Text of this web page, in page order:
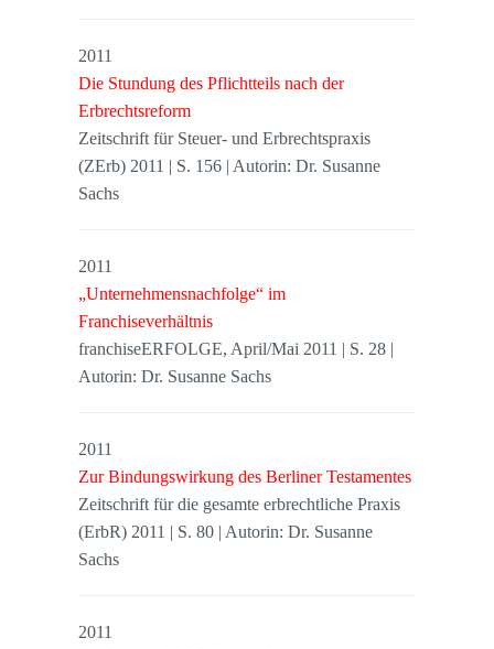
2011
Die Stundung des Pflichtteils nach der
Erbrechtsreform
Zeitschrift für Steuer- und Erbrechtspraxis
(ZErb) 2011 | S. 156 | Autorin: Dr. Susanne
Sachs
2011
„Unternehmensnachfolge“ im
Franchiseverhältnis
franchiseERFOLGE, April/Mai 2011 | S. 28 |
Autorin: Dr. Susanne Sachs
2011
Zur Bindungswirkung des Berliner Testamentes
Zeitschrift für die gesamte erbrechtliche Praxis
(ErbR) 2011 | S. 80 | Autorin: Dr. Susanne
Sachs
2011